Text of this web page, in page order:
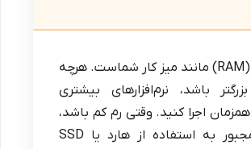
حافظه رم (RAM) مانند میز کار شماست. هرچه
باشد، نرم‌افزارهای بیشتری
اجرا کنید. وقتی رم کم باشد،
سیستم مجبور به استفاده از هارد یا SSD